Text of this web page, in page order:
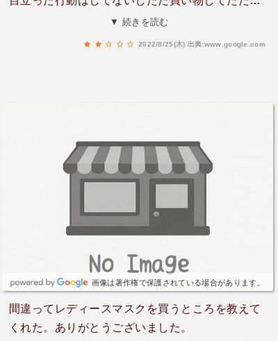
なんですけど､気分を害するのでやめてください。
▼ 続きを読む
2022/8/25(木) 出典:www.google.com
画像は著作権で保護されている場合があります。
間違ってレディースマスクを買うところを教えて
くれた。ありがとうございました。